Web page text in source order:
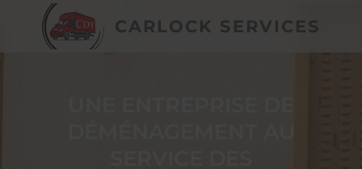
CARLOCK SERVICES